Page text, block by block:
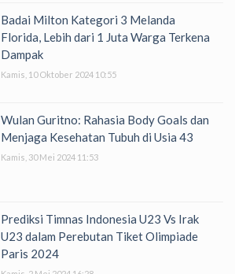
Badai Milton Kategori 3 Melanda
Florida, Lebih dari 1 Juta Warga Terkena
Dampak
Kamis, 10 Oktober 2024 10:55
Wulan Guritno: Rahasia Body Goals dan
Menjaga Kesehatan Tubuh di Usia 43
Kamis, 30 Mei 2024 11:53
Prediksi Timnas Indonesia U23 Vs Irak
U23 dalam Perebutan Tiket Olimpiade
Paris 2024